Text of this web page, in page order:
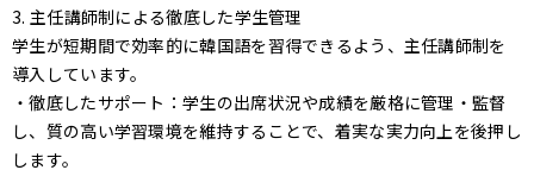
3. 主任講師制による徹底した学生管理
学生が短期間で効率的に韓国語を習得できるよう、主任講師制を
導入しています。
・徹底したサポート：学生の出席状況や成績を厳格に管理・監督
し、質の高い学習環境を維持することで、着実な実力向上を後押し
します。